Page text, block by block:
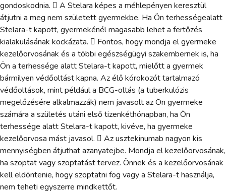
gondoskodnia.  A Stelara képes a méhlepényen keresztül
átjutni a meg nem született gyermekbe. Ha Ön terhességealatt
Stelara-t kapott, gyermekénél magasabb lehet a fertőzés
kialakulásának kockázata.  Fontos, hogy mondja el gyermeke
kezelőorvosának és a többi egészségügyi szakembernek is, ha
Ön a terhessége alatt Stelara-t kapott, mielőtt a gyermek
bármilyen védőoltást kapna. Az élő kórokozót tartalmazó
védőoltások, mint például a BCG-oltás (a tuberkulózis
megelőzésére alkalmazzák) nem javasolt az Ön gyermeke
számára a születés utáni első tizenkéthónapban, ha Ön
terhessége alatt Stelara-t kapott, kivéve, ha gyermeke
kezelőorvosa mást javasol.  Az usztekinumab nagyon kis
mennyiségben átjuthat azanyatejbe. Mondja el kezelőorvosának,
ha szoptat vagy szoptatást tervez. Önnek és a kezelőorvosának
kell eldöntenie, hogy szoptatni fog vagy a Stelara-t használja,
nem teheti egyszerre mindkettőt.